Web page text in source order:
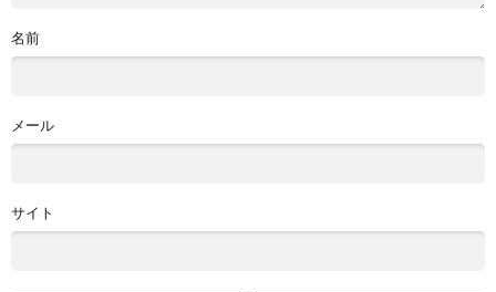
名前
メール
サイト